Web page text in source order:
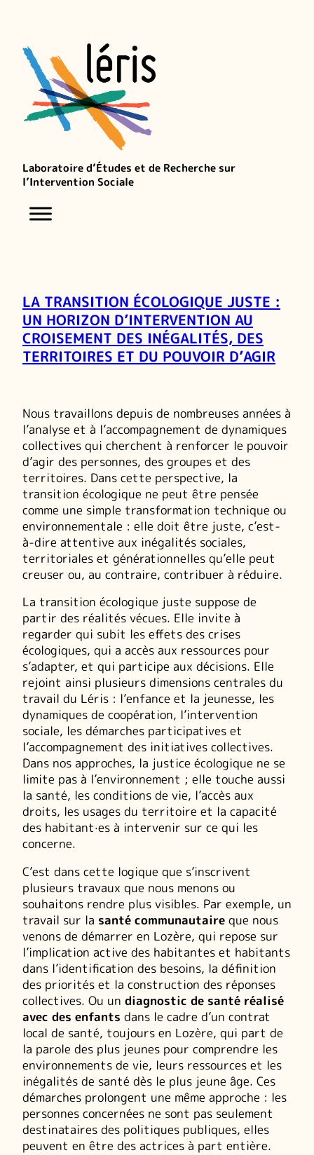
Laboratoire d’Études et de Recherche sur
l’Intervention Sociale
LA TRANSITION ÉCOLOGIQUE JUSTE :
UN HORIZON D’INTERVENTION AU
CROISEMENT DES INÉGALITÉS, DES
TERRITOIRES ET DU POUVOIR D’AGIR
Nous travaillons depuis de nombreuses années à
l’analyse et à l’accompagnement de dynamiques
collectives qui cherchent à renforcer le pouvoir
d’agir des personnes, des groupes et des
territoires. Dans cette perspective, la
transition écologique ne peut être pensée
comme une simple transformation technique ou
environnementale : elle doit être juste, c’est-
à-dire attentive aux inégalités sociales,
territoriales et générationnelles qu’elle peut
creuser ou, au contraire, contribuer à réduire.
La transition écologique juste suppose de
partir des réalités vécues. Elle invite à
regarder qui subit les effets des crises
écologiques, qui a accès aux ressources pour
s’adapter, et qui participe aux décisions. Elle
rejoint ainsi plusieurs dimensions centrales du
travail du Léris : l’enfance et la jeunesse, les
dynamiques de coopération, l’intervention
sociale, les démarches participatives et
l’accompagnement des initiatives collectives.
Dans nos approches, la justice écologique ne se
limite pas à l’environnement ; elle touche aussi
la santé, les conditions de vie, l’accès aux
droits, les usages du territoire et la capacité
des habitant·es à intervenir sur ce qui les
concerne.
C’est dans cette logique que s’inscrivent
plusieurs travaux que nous menons ou
souhaitons rendre plus visibles. Par exemple, un
travail sur la santé communautaire que nous
venons de démarrer en Lozère, qui repose sur
l’implication active des habitantes et habitants
dans l’identification des besoins, la définition
des priorités et la construction des réponses
collectives. Ou un diagnostic de santé réalisé
avec des enfants dans le cadre d’un contrat
local de santé, toujours en Lozère, qui part de
la parole des plus jeunes pour comprendre les
environnements de vie, leurs ressources et les
inégalités de santé dès le plus jeune âge. Ces
démarches prolongent une même approche : les
personnes concernées ne sont pas seulement
destinataires des politiques publiques, elles
peuvent en être des actrices à part entière.